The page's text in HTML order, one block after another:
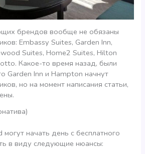
брендов вообще не обязаны
Embassy Suites, Garden Inn,
Suites, Home2 Suites, Hilton
Какое-то время назад, были
Garden Inn и Hampton начнут
но на момент написания статьи,
могут начать день с бесплатного
в виду следующие нюансы: